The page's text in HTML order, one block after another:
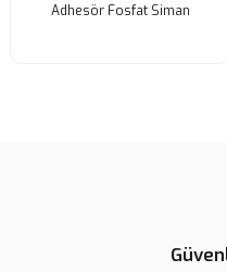
Adhesör Fosfat Siman